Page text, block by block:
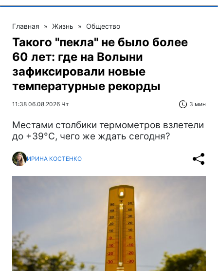
Главная » Жизнь » Общество
Такого "пекла" не было более
60 лет: где на Волыни
зафиксировали новые
температурные рекорды
11:38 06.08.2026 Чт 3 мин
Местами столбики термометров взлетели
до +39°С, чего же ждать сегодня?
ИРИНА КОСТЕНКО